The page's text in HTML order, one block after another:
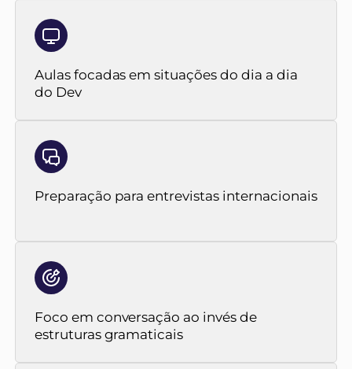
Aulas focadas em situações do dia a dia
do Dev
Preparação para entrevistas internacionais
Foco em conversação ao invés de
estruturas gramaticais